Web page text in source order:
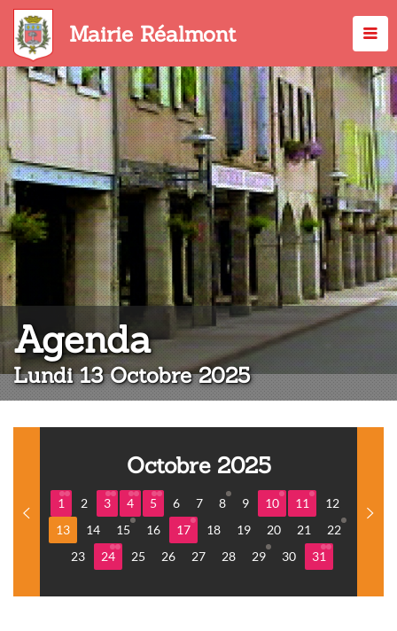
Aller
contenu
principal
Mairie Réalmont
Agenda:
Lundi 13 Octobre 2025
Octobre 2025
1 2 3 4 5 6 7 8 9 10 11
12
13
14 15 16 17 18 19 20 21
22
23
24 25 26 27 28 29 30 31